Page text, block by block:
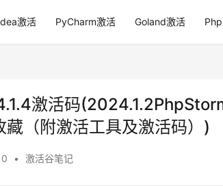
激活 PyCharm激活 Goland激活
激活码
藏（附激活工具及激活码）)
• 激活谷笔记